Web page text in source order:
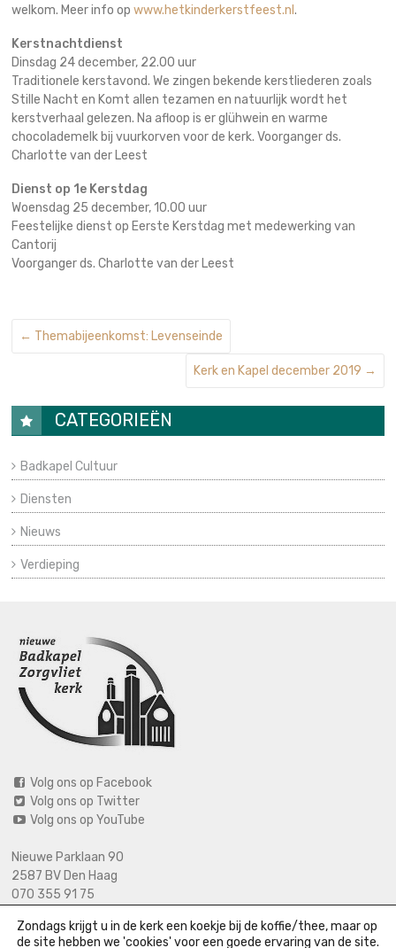
welkom. Meer info opwww.hetkinderkerstfeest.nl.
Kerstnachtdienst
Dinsdag 24 december, 22.00 uur
Traditionele kerstavond. We zingen bekende kerstliederen zoals
Stille Nacht en Komt allen tezamen en natuurlijk wordt het
kerstverhaal gelezen. Na afloop is er glühwein en warme
chocolademelk bij vuurkorven voor de kerk. Voorganger ds.
Charlotte van der Leest
Dienst op 1e Kerstdag
Woensdag 25 december, 10.00 uur
Feestelijke dienst op Eerste Kerstdag met medewerking van
Cantorij
Voorganger ds. Charlotte van der Leest
← Themabijeenkomst: Levenseinde
Kerk en Kapel december 2019 →
CATEGORIEËN
Badkapel Cultuur
Diensten
Nieuws
Verdieping
Volg ons op Facebook
Volg ons op Twitter
Volg ons op YouTube
Nieuwe Parklaan 90
2587 BV Den Haag
070 355 91 75
06 2125 2720 (bij calamiteiten)
info@nieuwebadkapel.nl
Zondags krijgt u in de kerk een koekje bij de koffie/thee, maar op
de site hebben we 'cookies' voor een goede ervaring van de site.